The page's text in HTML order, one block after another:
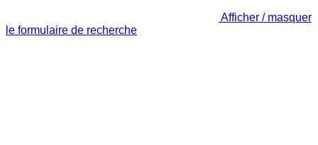
Afficher / masquer
le formulaire de recherche